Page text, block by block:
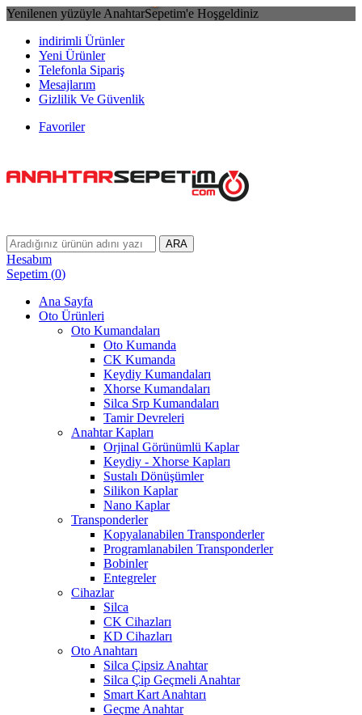
Yenilenen yüzüyle AnahtarSepetim'e Hoşgeldiniz
indirimli Ürünler
Yeni Ürünler
Telefonla Sipariş
Mesajlarım
Gizlilik Ve Güvenlik
Favoriler
ARA
Hesabım
Sepetim (0)
Ana Sayfa
Oto Ürünleri
Oto Kumandaları
Oto Kumanda
CK Kumanda
Keydiy Kumandaları
Xhorse Kumandaları
Silca Srp Kumandaları
Tamir Devreleri
Anahtar Kapları
Orjinal Görünümlü Kaplar
Keydiy - Xhorse Kapları
Sustalı Dönüşümler
Silikon Kaplar
Nano Kaplar
Transponderler
Kopyalanabilen Transponderler
Programlanabilen Transponderler
Bobinler
Entegreler
Cihazlar
Silca
CK Cihazları
KD Cihazları
Oto Anahtarı
Silca Çipsiz Anahtar
Silca Çip Geçmeli Anahtar
Smart Kart Anahtarı
Geçme Anahtar